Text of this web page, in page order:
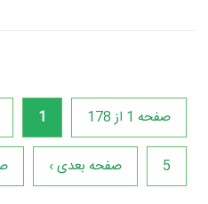
صفحه 1 از 178 1
5 صفحه بعدی ›